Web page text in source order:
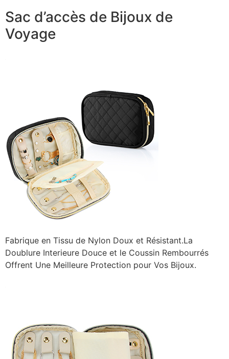
Sac d’accès de Bijoux de
Voyage
Fabrique en Tissu de Nylon Doux et Résistant.La
Doublure Interieure Douce et le Coussin Rembourrés
Offrent Une Meilleure Protection pour Vos Bijoux.